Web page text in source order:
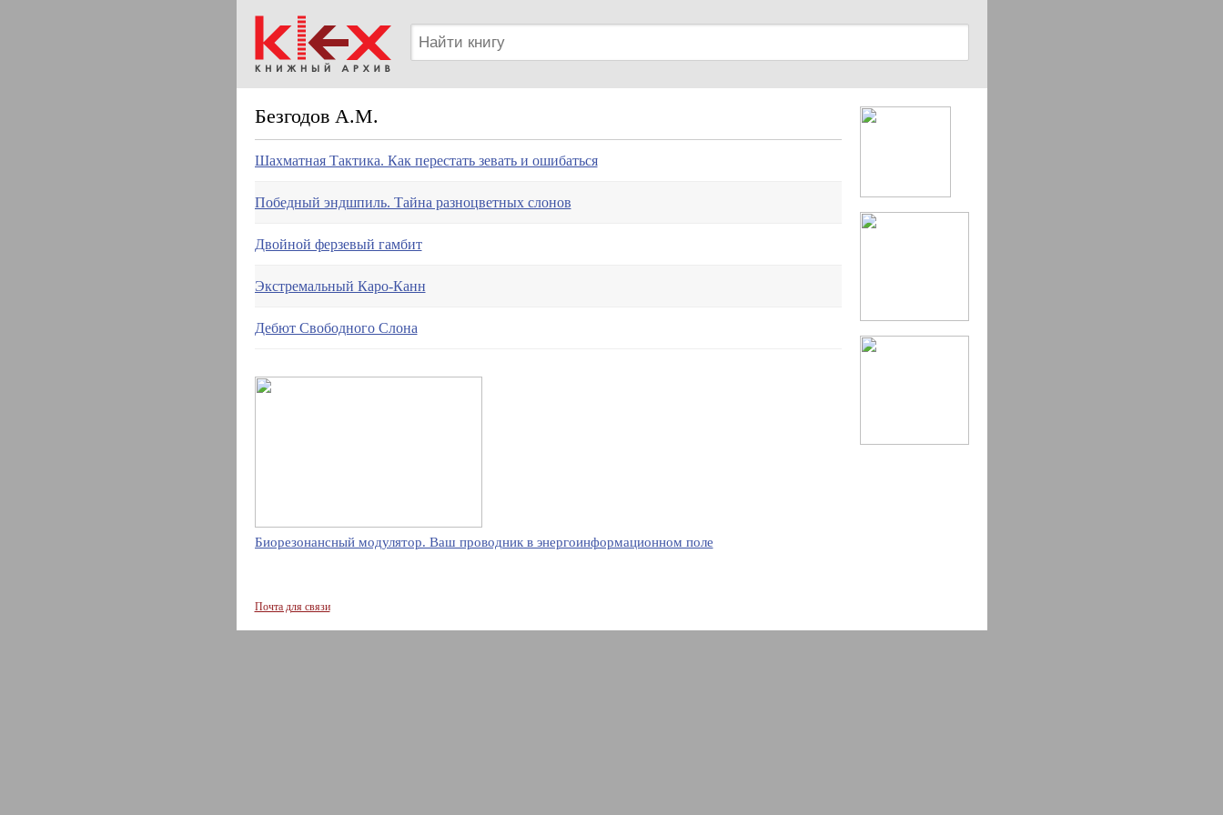
Безгодов А.М.
Шахматная Тактика. Как перестать зевать и ошибаться
Победный эндшпиль. Тайна разноцветных слонов
Двойной ферзевый гамбит
Экстремальный Каро-Канн
Дебют Свободного Слона
Биорезонансный модулятор. Ваш проводник в энергоинформационном поле
Почта для связи